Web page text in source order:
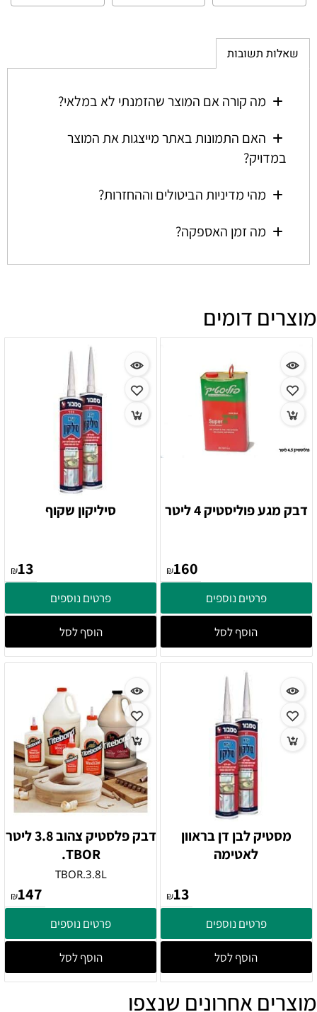
שאלות תשובות
מה קורה אם המוצר שהזמנתי לא במלאי?
האם התמונות באתר מייצגות את המוצר
במדויק?
מהי מדיניות הביטולים וההחזרות?
מה זמן האספקה?
מוצרים דומים
דבק מגע פוליסטיק 4 ליטר
₪160
פרטים נוספים
הוסף לסל
סיליקון שקוף
₪13
פרטים נוספים
הוסף לסל
מסטיק לבן דן בראוון
לאטימה
₪13
פרטים נוספים
הוסף לסל
דבק פלסטיק צהוב 3.8 ליטר
TBOR.
TBOR.3.8L
₪147
פרטים נוספים
הוסף לסל
מוצרים אחרונים שנצפו